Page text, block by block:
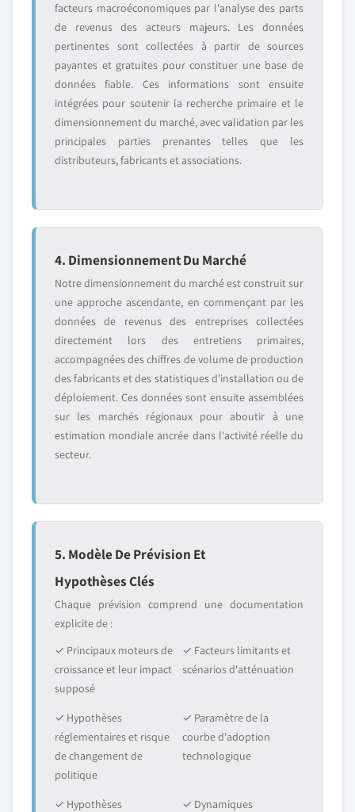
facteurs macroéconomiques par l'analyse des parts
de revenus des acteurs majeurs. Les données
pertinentes sont collectées à partir de sources
payantes et gratuites pour constituer une base de
données fiable. Ces informations sont ensuite
intégrées pour soutenir la recherche primaire et le
dimensionnement du marché, avec validation par les
principales parties prenantes telles que les
distributeurs, fabricants et associations.
4. Dimensionnement Du Marché
Notre dimensionnement du marché est construit sur
une approche ascendante, en commençant par les
données de revenus des entreprises collectées
directement lors des entretiens primaires,
accompagnées des chiffres de volume de production
des fabricants et des statistiques d'installation ou de
déploiement. Ces données sont ensuite assemblées
sur les marchés régionaux pour aboutir à une
estimation mondiale ancrée dans l'activité réelle du
secteur.
5. Modèle De Prévision Et
Hypothèses Clés
Chaque prévision comprend une documentation
explicite de :
✓ Principaux moteurs de
croissance et leur impact
supposé
✓ Facteurs limitants et
scénarios d'atténuation
✓ Hypothèses
réglementaires et risque
de changement de
politique
✓ Paramètre de la
courbe d'adoption
technologique
✓ Hypothèses
✓ Dynamiques